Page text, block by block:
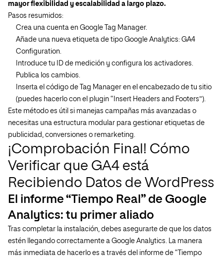
mayor flexibilidad y escalabilidad a largo plazo.
Pasos resumidos:
Crea una cuenta en Google Tag Manager.
Añade una nueva etiqueta de tipo Google Analytics: GA4
Configuration.
Introduce tu ID de medición y configura los activadores.
Publica los cambios.
Inserta el código de Tag Manager en el encabezado de tu sitio
(puedes hacerlo con el plugin “Insert Headers and Footers”).
Este método es útil si manejas campañas más avanzadas o
necesitas una estructura modular para gestionar etiquetas de
publicidad, conversiones o remarketing.
¡Comprobación Final! Cómo
Verificar que GA4 está
Recibiendo Datos de WordPress
El informe “Tiempo Real” de Google
Analytics: tu primer aliado
Tras completar la instalación, debes asegurarte de que los datos
estén llegando correctamente a Google Analytics. La manera
más inmediata de hacerlo es a través del informe de “Tiempo